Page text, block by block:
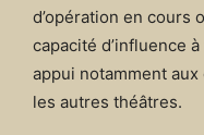
d’opération en cours
capacité d’influence
appui notamment
les autres théâtres.